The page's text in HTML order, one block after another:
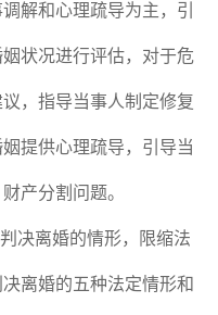
解和心理疏导为主，引
状况进行评估，对于危
，指导当事人制定修复
提供心理疏导，引导当
产分割问题。
决离婚的情形，限缩法
离婚的五种法定情形和